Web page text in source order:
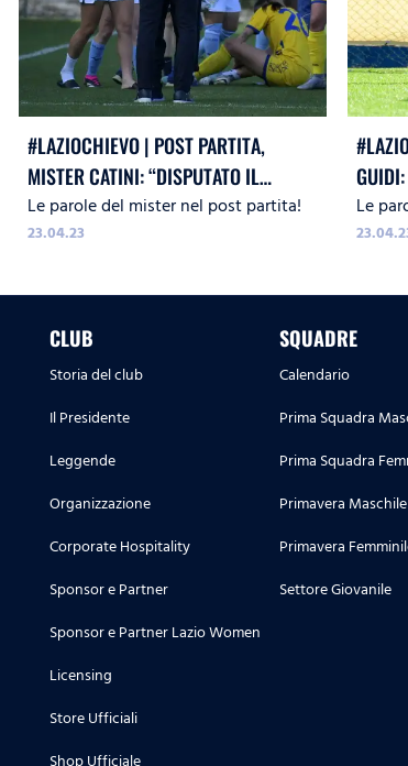
#LAZIOCHIEVO | POST PARTITA,
MISTER CATINI: “DISPUTATO IL
MIGLIOR PRIMO TEMPO DELL’ANNO”
Le parole del mister nel post partita!
23.04.23
ALLA
Le
CLUB
Storia del club
Il Presidente
Leggende
Organizzazione
Corporate Hospitality
Sponsor e Partner
Sponsor e Partner Lazio Women
Licensing
Store Ufficiali
SQUADRE
Calendario
Prima Squadra
Prima Squadra
Primavera Maschile
Primavera
Settore Giovanile